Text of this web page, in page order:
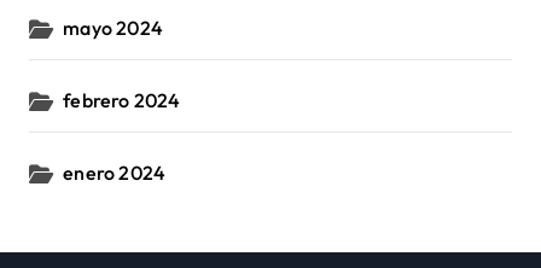
mayo 2024
febrero 2024
enero 2024